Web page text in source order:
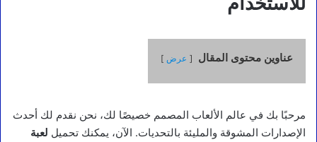
عناوين محتوى المقال عرض
مرحبًا بك في عالم الألعاب المصمم خصيصًا لك، نحن نقدم لك أحدث
الإصدارات المشوقة والمليئة بالتحديات. الآن، يمكنك تحميل لعبة